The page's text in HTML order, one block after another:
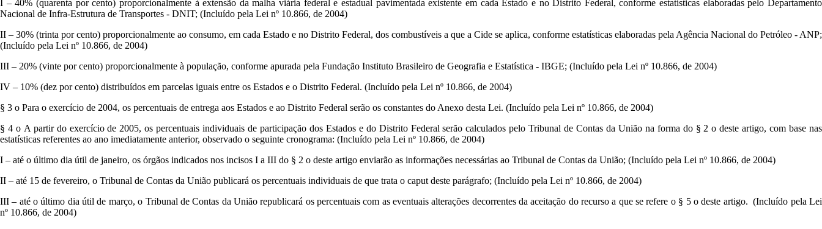
I – 40% (quarenta por cento) proporcionalmente à extensão da malha viária federal e estadual pavimentada existente em cada Estado e no Distrito Federal, conforme estatísticas elaboradas pelo Departamento
Nacional de Infra-Estrutura de Transportes - DNIT; (Incluído pela Lei nº 10.866, de 2004)
II – 30% (trinta por cento) proporcionalmente ao consumo, em cada Estado e no Distrito Federal, dos combustíveis a que a Cide se aplica, conforme estatísticas elaboradas pela Agência Nacional do Petróleo - ANP;
(Incluído pela Lei nº 10.866, de 2004)
III – 20% (vinte por cento) proporcionalmente à população, conforme apurada pela Fundação Instituto Brasileiro de Geografia e Estatística - IBGE; (Incluído pela Lei nº 10.866, de 2004)
IV – 10% (dez por cento) distribuídos em parcelas iguais entre os Estados e o Distrito Federal. (Incluído pela Lei nº 10.866, de 2004)
§ 3 o Para o exercício de 2004, os percentuais de entrega aos Estados e ao Distrito Federal serão os constantes do Anexo desta Lei. (Incluído pela Lei nº 10.866, de 2004)
§ 4 o A partir do exercício de 2005, os percentuais individuais de participação dos Estados e do Distrito Federal serão calculados pelo Tribunal de Contas da União na forma do § 2 o deste artigo, com base nas
estatísticas referentes ao ano imediatamente anterior, observado o seguinte cronograma: (Incluído pela Lei nº 10.866, de 2004)
I – até o último dia útil de janeiro, os órgãos indicados nos incisos I a III do § 2 o deste artigo enviarão as informações necessárias ao Tribunal de Contas da União; (Incluído pela Lei nº 10.866, de 2004)
II – até 15 de fevereiro, o Tribunal de Contas da União publicará os percentuais individuais de que trata o caput deste parágrafo; (Incluído pela Lei nº 10.866, de 2004)
III – até o último dia útil de março, o Tribunal de Contas da União republicará os percentuais com as eventuais alterações decorrentes da aceitação do recurso a que se refere o § 5 o deste artigo. (Incluído pela Lei
nº 10.866, de 2004)